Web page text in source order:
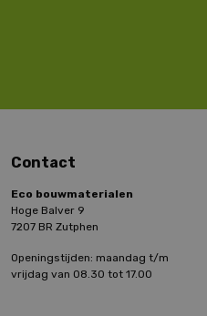
Contact
Eco bouwmaterialen
Hoge Balver 9
7207 BR Zutphen
Openingstijden: maandag t/m
vrijdag van 08.30 tot 17.00